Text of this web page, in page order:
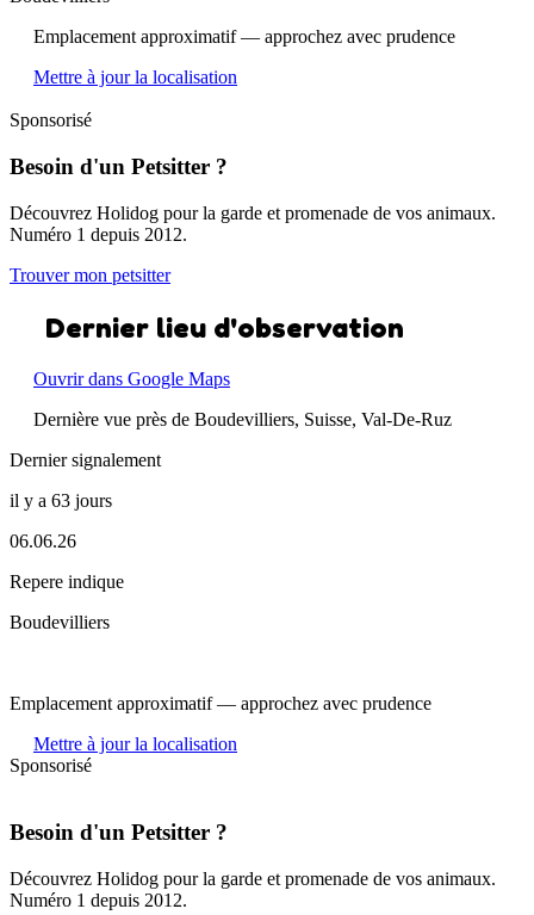
Emplacement approximatif — approchez avec prudence
Mettre à jour la localisation
Sponsorisé
Besoin d'un Petsitter ?
Découvrez Holidog pour la garde et promenade de vos animaux.
Numéro 1 depuis 2012.
Trouver mon petsitter
Dernier lieu d'observation
Ouvrir dans Google Maps
Dernière vue près de Boudevilliers, Suisse, Val-De-Ruz
Dernier signalement
il y a 63 jours
06.06.26
Repere indique
Boudevilliers
Emplacement approximatif — approchez avec prudence
Mettre à jour la localisation
Sponsorisé
Besoin d'un Petsitter ?
Découvrez Holidog pour la garde et promenade de vos animaux.
Numéro 1 depuis 2012.